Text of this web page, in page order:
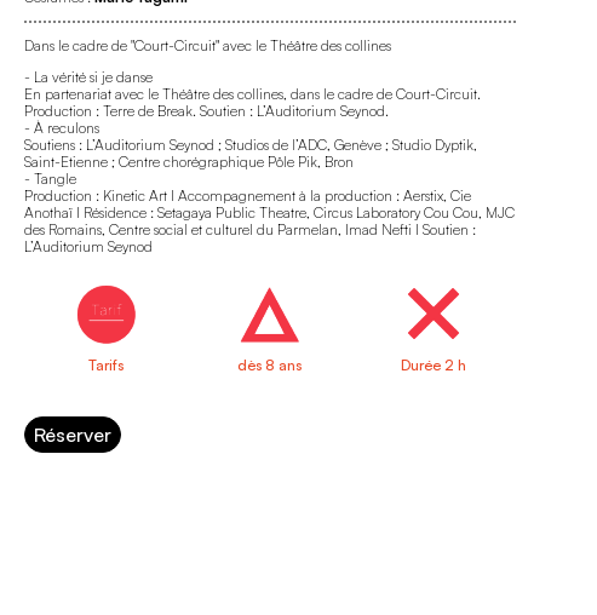
Dans le cadre de "Court-Circuit" avec le Théâtre des collines
- La vérité si je danse
En partenariat avec le Théâtre des collines, dans le cadre de Court-Circuit.
Production : Terre de Break. Soutien : L’Auditorium Seynod.
- À reculons
Soutiens : L’Auditorium Seynod ; Studios de l’ADC, Genève ; Studio Dyptik,
Saint-Etienne ; Centre chorégraphique Pôle Pik, Bron
- Tangle
Production : Kinetic Art I Accompagnement à la production : Aerstix, Cie
Anothaï I Résidence : Setagaya Public Theatre, Circus Laboratory Cou Cou, MJC
des Romains, Centre social et culturel du Parmelan, Imad Nefti I Soutien :
L’Auditorium Seynod
Tarifs dès 8 ans Durée 2 h
Réserver